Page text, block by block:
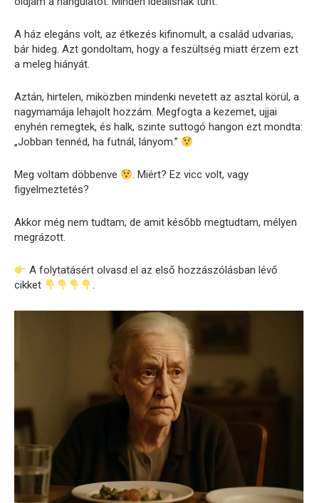
A ház elegáns volt, az étkezés kifinomult, a család udvarias,
bár hideg. Azt gondoltam, hogy a feszültség miatt érzem ezt
a meleg hiányát.
Aztán, hirtelen, miközben mindenki nevetett az asztal körül, a
nagymamája lehajolt hozzám. Megfogta a kezemet, ujjai
enyhén remegtek, és halk, szinte suttogó hangon ezt mondta:
„Jobban tennéd, ha futnál, lányom.”
Meg voltam döbbenve
. Miért? Ez vicc volt, vagy
figyelmeztetés?
Akkor még nem tudtam, de amit később megtudtam, mélyen
megrázott.
A folytatásért olvasd el az első hozzászólásban lévő
cikket
.